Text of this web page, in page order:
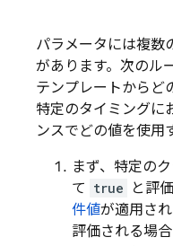
パラメータには複数
があります。次のル
テンプレートからど
特定のタイミングに
ンスでどの値を使用
まず、特定の
て true と評
件値が適用さ
評価される場合